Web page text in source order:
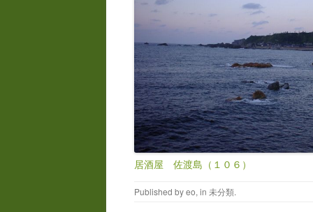
居酒屋 佐渡島（１０６）
Published byeo, in 未分類.